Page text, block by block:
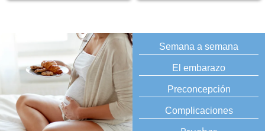
Semana a semana
El embarazo
Preconcepción
Complicaciones